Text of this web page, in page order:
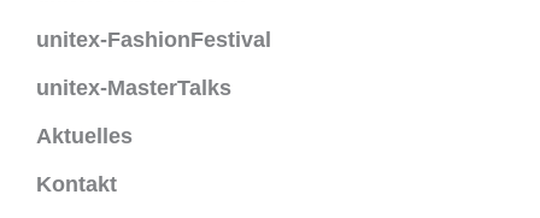
unitex-FashionFestival
unitex-MasterTalks
Aktuelles
Kontakt